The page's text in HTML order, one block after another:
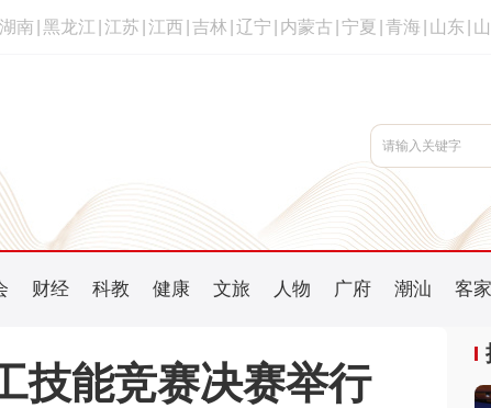
湖南 黑龙江 江苏 江西 吉林 辽宁 内蒙古 宁夏 青海 山东
财经 科教 健康 文旅 人物 广府 潮汕 客家
技能竞赛决赛举行